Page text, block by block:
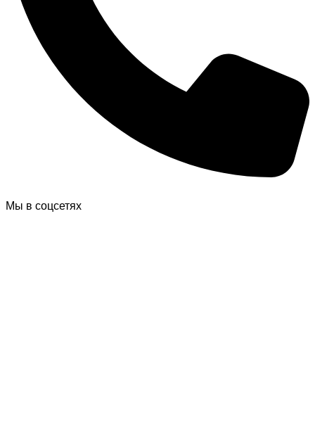
Мы в соцсетях